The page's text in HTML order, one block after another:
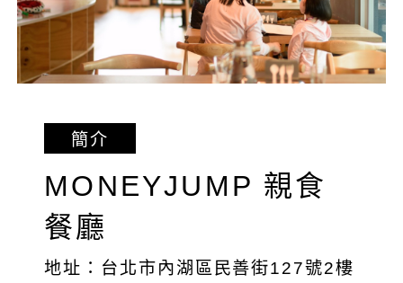
簡介
MONEYJUMP 親食
餐廳
地址：台北市內湖區民善街127號2樓